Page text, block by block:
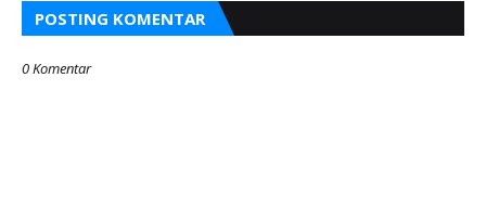
POSTING KOMENTAR
0 Komentar